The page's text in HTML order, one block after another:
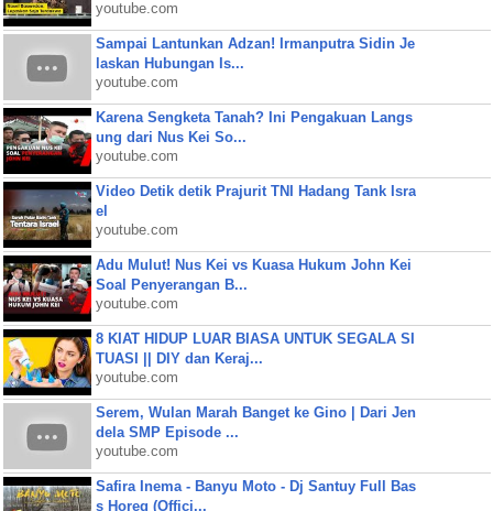
youtube.com
Sampai Lantunkan Adzan! Irmanputra Sidin Je
laskan Hubungan Is...
youtube.com
Karena Sengketa Tanah? Ini Pengakuan Langs
ung dari Nus Kei So...
youtube.com
Video Detik detik Prajurit TNI Hadang Tank Isra
el
youtube.com
Adu Mulut! Nus Kei vs Kuasa Hukum John Kei
Soal Penyerangan B...
youtube.com
8 KIAT HIDUP LUAR BIASA UNTUK SEGALA SI
TUASI || DIY dan Keraj...
youtube.com
Serem, Wulan Marah Banget ke Gino | Dari Jen
dela SMP Episode ...
youtube.com
Safira Inema - Banyu Moto - Dj Santuy Full Bas
s Horeg (Offici...